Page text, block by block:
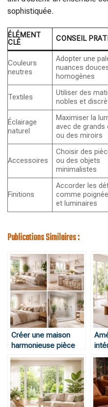
sophistiquée.
ÉLÉMENT
CLÉ
CONSEIL
Couleurs
neutres
Adopter une
nuances
homogènes
Textiles
Utiliser des
nobles et
Éclairage
naturel
Maximiser la
avec de grands
ou des miroirs
Accessoires
Choisir des
ou des objets
minimalistes
Finitions
Accorder les
comme
et luminaires
Publications Similaires :
Créer une maison
harmonieuse pièce
par pièce